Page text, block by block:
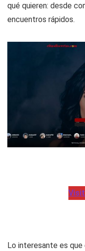
qué quieren: desde
encuentros rápidos.
Lo interesante es